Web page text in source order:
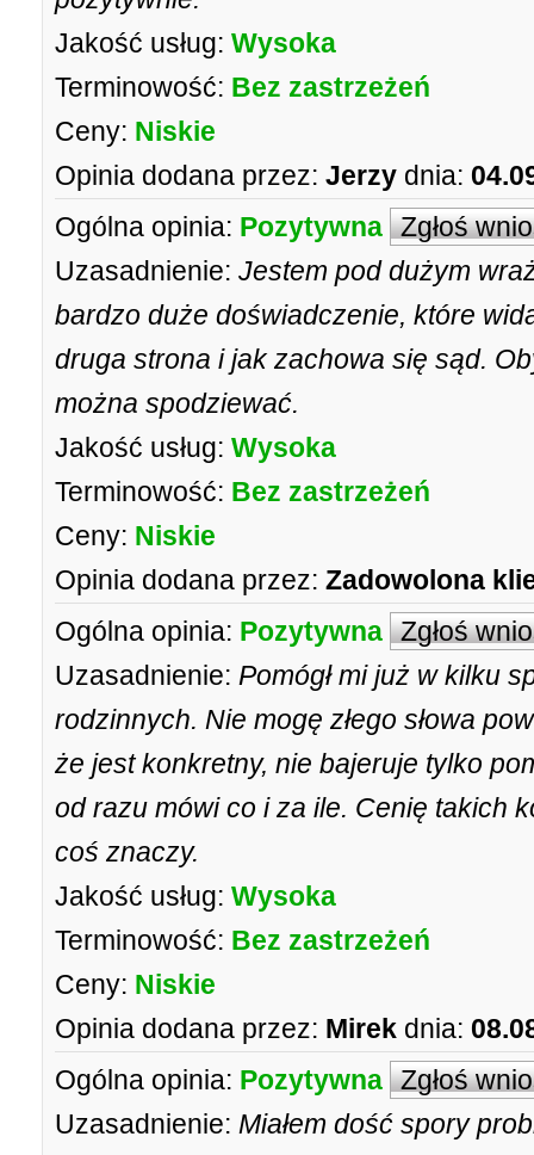
Jakość usług: Wysoka
Terminowość: Bez zastrzeżeń
Ceny: Niskie
Opinia dodana przez: Jerzy dnia:
Ogólna opinia: Pozytywna Zgłoś
Uzasadnienie: Jestem pod dużym
bardzo duże doświadczenie, które
druga strona i jak zachowa się sąd.
można spodziewać.
Jakość usług: Wysoka
Terminowość: Bez zastrzeżeń
Ceny: Niskie
Opinia dodana przez: Zadowolona
Ogólna opinia: Pozytywna Zgłoś
Uzasadnienie: Pomógł mi już w kilku
rodzinnych. Nie mogę złego słowa
że jest konkretny, nie bajeruje tylko
od razu mówi co i za ile. Cenię takich
coś znaczy.
Jakość usług: Wysoka
Terminowość: Bez zastrzeżeń
Ceny: Niskie
Opinia dodana przez: Mirek dnia:
Ogólna opinia: Pozytywna Zgłoś
Uzasadnienie: Miałem dość spory